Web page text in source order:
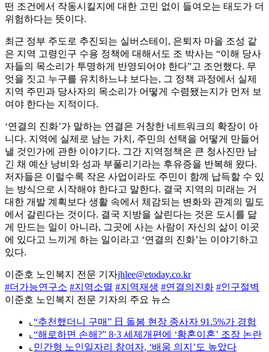
떤 조건에서 작동시킬지에 대한 고민 없이 들여오는 태도가 더
위험하다는 뜻이다.
최근 정부 주도로 추진되는 실버스테이, 은퇴자 마을 조성 같
은 지역 고령인구 수용 정책에 대해서도 조 박사는 “이해 당사
자들의 목소리가 투명하게 반영되어야 한다”고 조언했다. 무
엇을 짓고 누구를 유치하느냐 보다는, 그 정책 과정에서 실제
지역 주민과 당사자의 목소리가 어떻게 수렴됐는지가 먼저 보
여야 한다는 지적이다.
‘연결의 진화’가 말하는 연결은 거창한 네트워크의 확장이 아
니다. 지역에 실제로 남는 가치, 주민의 선택을 어떻게 만들어
낼 것인가에 관한 이야기다. 그간 지역정책은 큰 청사진만 남
긴 채 예산 낭비와 성과 부풀리기라는 후유증을 반복해 왔다.
저자들은 이럴수록 작은 사업이라도 주민이 함께 납득할 수 있
는 방식으로 시작해야 한다고 말한다. 결국 지역의 미래는 거
대한 개발 계획보다 생활 속에서 체감되는 변화와 관계의 밀도
에서 갈린다는 것이다. 결국 지방을 살린다는 것은 도시를 닮
게 만드는 일이 아니라, 그곳에 사는 사람이 자신의 삶이 이곳
에 있다고 느끼게 하는 일이라고 ‘연결의 진화’는 이야기하고
있다.
이준호 노인복지 전문 기자jhlee@etoday.co.kr
#더가능연구소 #지역소멸 #지역재생 #연결의진화 #인구절벽
이준호 노인복지 전문 기자의 주요 뉴스
⌞ “추천했더니 구매” 日 돌봄 현장 종사자 91.5%가 경험
⌞ “해로하면 손해?” 8·3 세제개편에 ‘황혼이혼’ 조장 논란
⌞ 민간형 노인일자리 참여자, ‘배움 의지’도 높았다